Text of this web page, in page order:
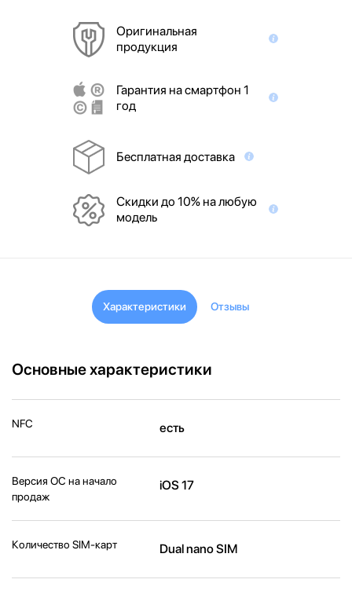
Оригинальная
продукция
Гарантия на смартфон 1
год
Бесплатная доставка
Скидки до 10% на любую
модель
Характеристики Отзывы
Основные характеристики
NFC есть
Версия ОС на начало
продаж
iOS 17
Количество SIM-карт Dual nano SIM